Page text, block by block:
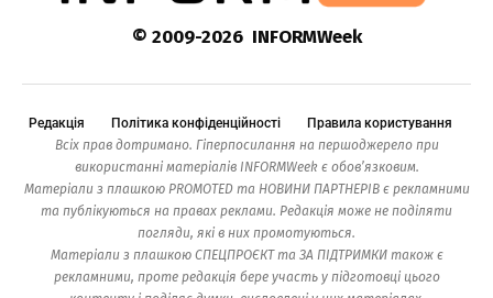
© 2009-2026 INFORMWeek
Редакція Політика конфіденційності
Правила користування
Всіх прав дотримано. Гіперпосилання на першоджерело при
використанні матеріалів INFORMWeek є обов’язковим.
Матеріали з плашкою PROMOTED та НОВИНИ ПАРТНЕРІВ є рекламними
та публікуються на правах реклами. Редакція може не поділяти
погляди, які в них промотуються.
Матеріали з плашкою СПЕЦПРОЄКТ та ЗА ПІДТРИМКИ також є
рекламними, проте редакція бере участь у підготовці цього